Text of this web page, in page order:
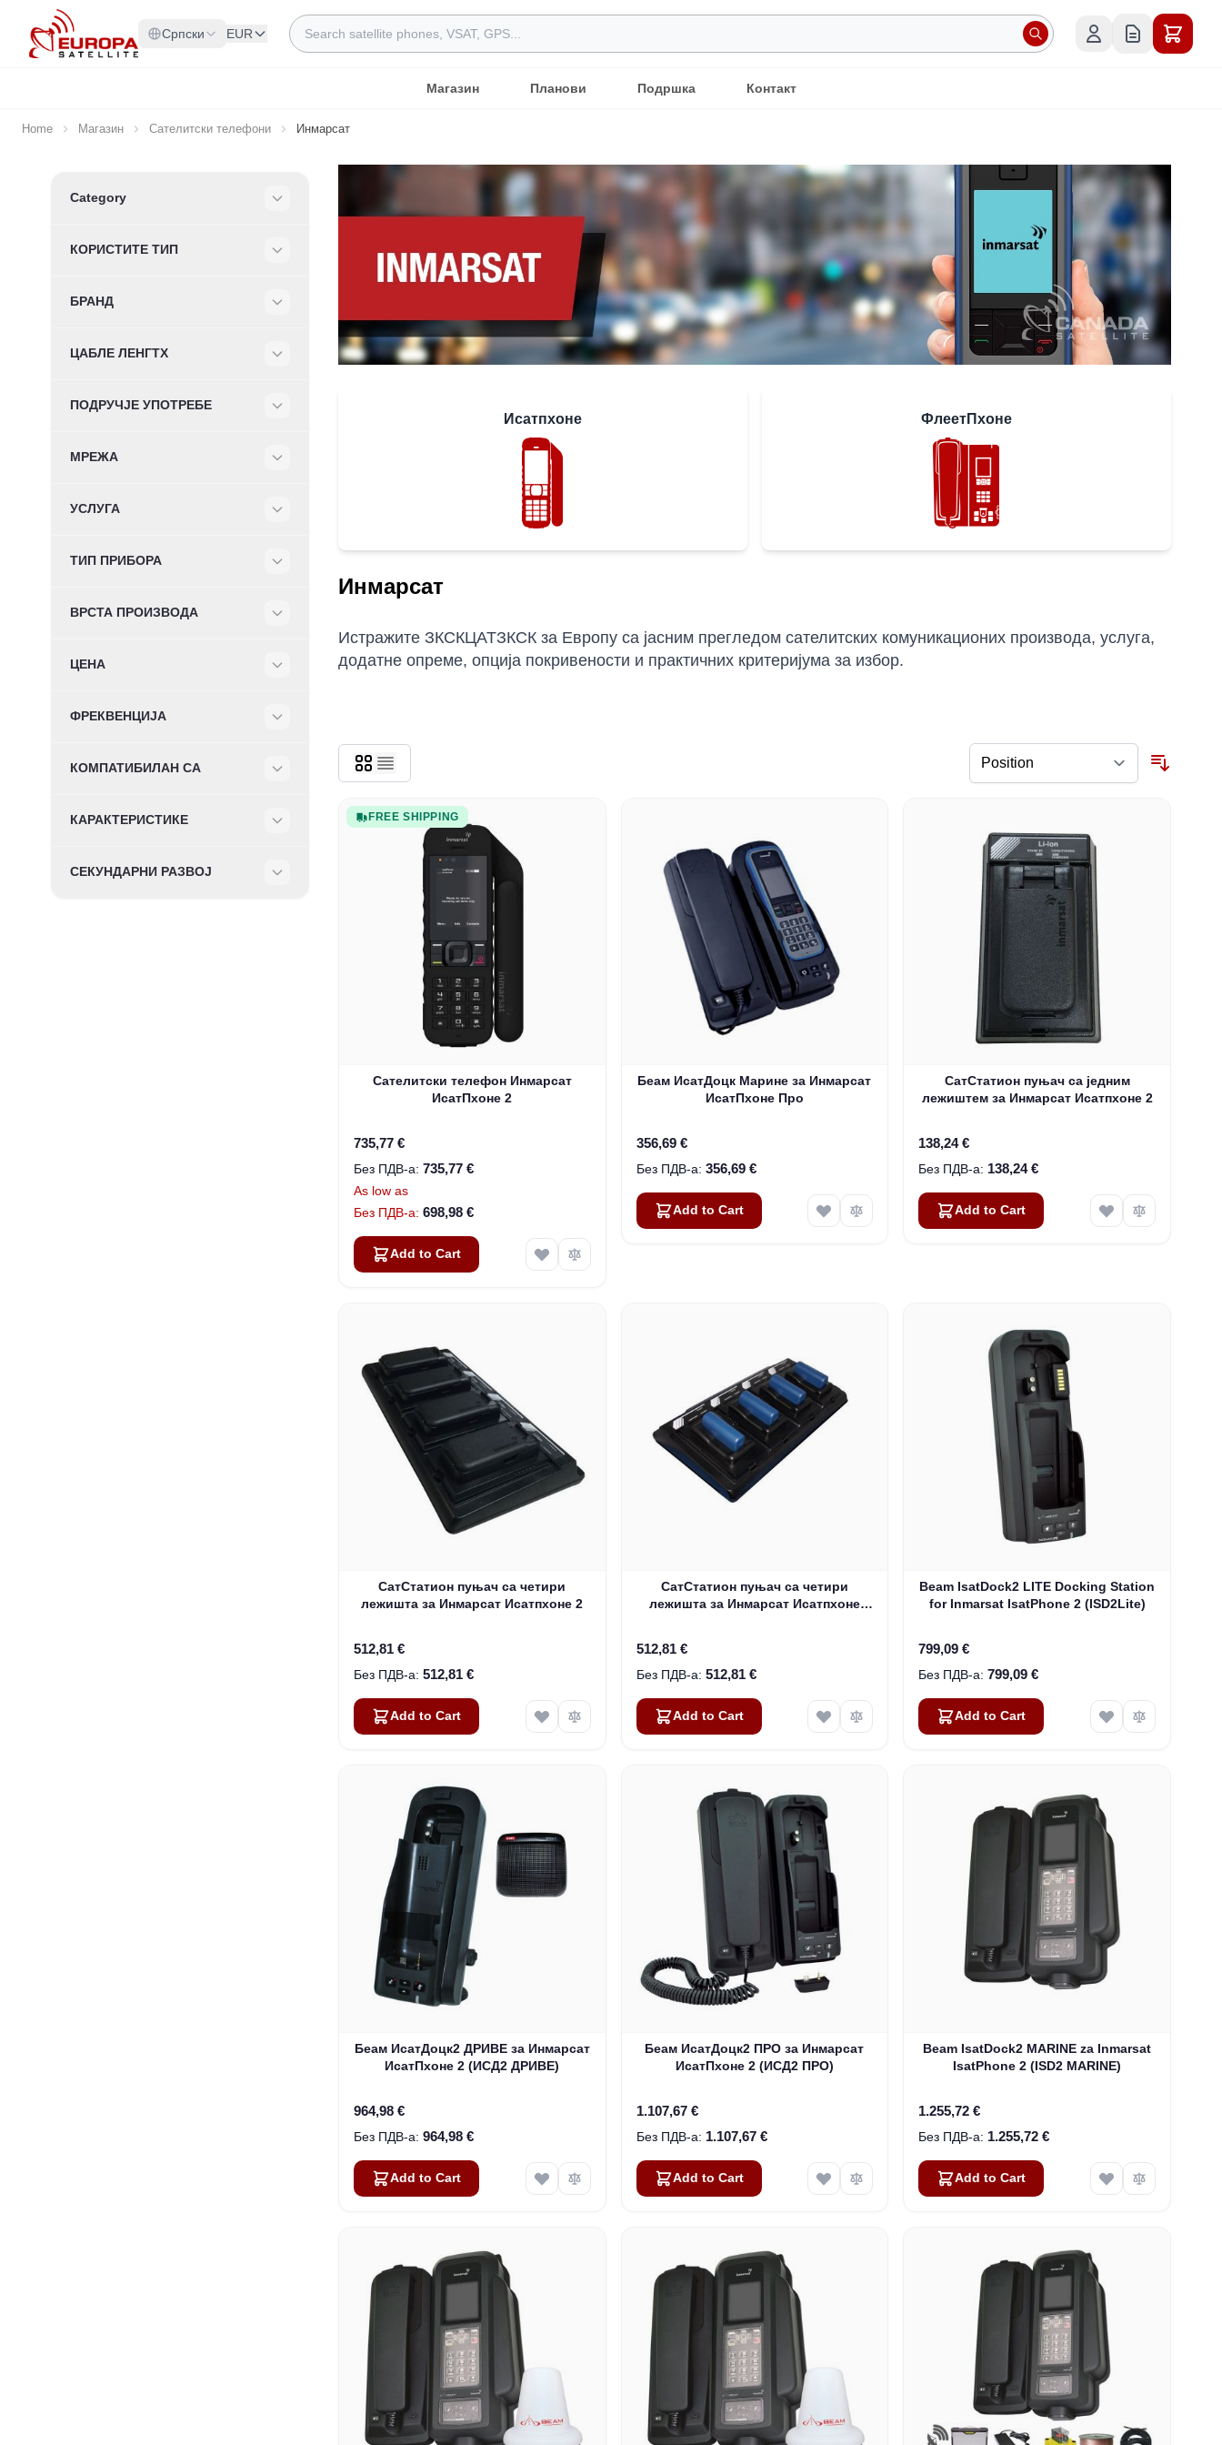
Skip to Content
Српски EUR
Search
Магазин Планови Подршка Контакт
Home Магазин Сателитски телефони Инмарсат
Skip to product list
Category
КОРИСТИТЕ ТИП
БРАНД
ЦАБЛЕ ЛЕНГТХ
ПОДРУЧЈЕ УПОТРЕБЕ
МРЕЖА
УСЛУГА
ТИП ПРИБОРА
ВРСТА ПРОИЗВОДА
ЦЕНА
ФРЕКВЕНЦИЈА
КОМПАТИБИЛАН СА
КАРАКТЕРИСТИКЕ
СЕКУНДАРНИ РАЗВОЈ
Исатпхоне ФлеетПхоне
Инмарсат
Истражите ЗКСКЦАТЗКСК за Европу са јасним прегледом сателитских комуникационих производа, услуга,
додатне опреме, опција покривености и практичних критеријума за избор.
FREE SHIPPING
Сателитски телефон Инмарсат
ИсатПхоне 2
735,77 €
735,77 €
As low as
698,98 €
Add to Cart
Беам ИсатДоцк Марине за Инмарсат
ИсатПхоне Про
356,69 €
356,69 €
Add to Cart
СатСтатион пуњач са једним
лежиштем за Инмарсат Исатпхоне 2
138,24 €
138,24 €
Add to Cart
СатСтатион пуњач са четири
лежишта за Инмарсат Исатпхоне 2
512,81 €
512,81 €
Add to Cart
СатСтатион пуњач са четири
лежишта за Инмарсат Исатпхоне
512,81 €
512,81 €
Add to Cart
Beam IsatDock2 LITE Docking Station
for Inmarsat IsatPhone 2 (ISD2Lite)
799,09 €
799,09 €
Add to Cart
Беам ИсатДоцк2 ДРИВЕ за Инмарсат
ИсатПхоне 2 (ИСД2 ДРИВЕ)
964,98 €
964,98 €
Add to Cart
Беам ИсатДоцк2 ПРО за Инмарсат
ИсатПхоне 2 (ИСД2 ПРО)
1.107,67 €
1.107,67 €
Add to Cart
Beam IsatDock2 MARINE za Inmarsat
IsatPhone 2 (ISD2 MARINE)
1.255,72 €
1.255,72 €
Add to Cart